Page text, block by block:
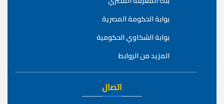
بوابة الحكومة المصرية
بوابة الشكاوي الحكومية
المزيد من الروابط
اتصال